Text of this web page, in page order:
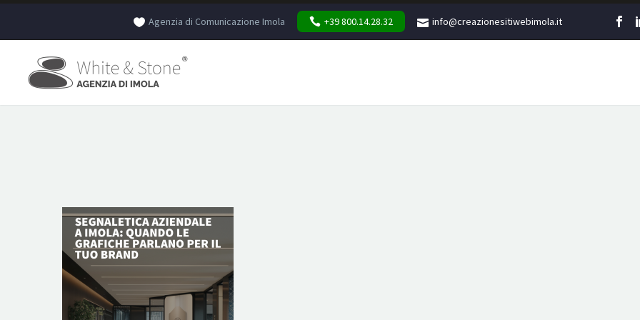
Agenzia di Comunicazione Imola +39 800.14.28.32 info@creazionesitiwebimola.it